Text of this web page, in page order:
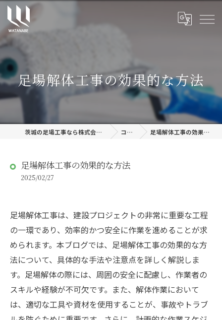
足場解体工事の効果的な方法
茨城の足場工事なら株式会社渡邊建設 コラム 足場解体工事の効果的な方法
足場解体工事の効果的な方法
2025/02/27
足場解体工事は、建設プロジェクトの非常に重要な工程
の一環であり、効率的かつ安全に作業を進めることが求
められます。本ブログでは、足場解体工事の効果的な方
法について、具体的な手法や注意点を詳しく解説しま
す。足場解体の際には、周囲の安全に配慮し、作業者の
スキルや経験が不可欠です。また、解体作業において
は、適切な工具や資材を使用することが、事故やトラブ